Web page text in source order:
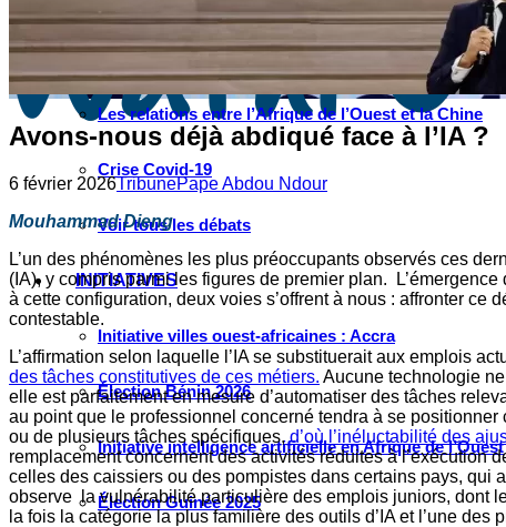
Réseaux sociaux
Les relations entre l’Afrique de l’Ouest et la Chine
Crise Covid-19
Voir tous les débats
INITIATIVES
Initiative villes ouest-africaines : Accra
Élection Bénin 2026
Initiative intelligence artificielle en Afrique de l’Ouest
Élection Guinée 2025
Avons-nous déjà abdiqué face à l’IA ?
6 février 2026TribunePape Abdou Ndour
Mouhammad Dieng
L’un des phénomènes les plus préoccupants observés ces
(IA), y compris parmi les figures de premier plan.
à cette configuration, deux voies s’offrent à nous : affronter ce
contestable.
L’affirmation selon laquelle l’IA se substituerait aux emplois
des tâches constitutives de ces métiers. Aucune technologie
elle est parfaitement en mesure d’automatiser des tâches
au point que le professionnel concerné tendra à se
ou de plusieurs tâches spécifiques,d’où l’inéluctabilité des
remplacement concernent des activités réduites à l’exécution
celles des caissiers ou des pompistes dans certains pays, qui
observe la vulnérabilité particulière des emplois juniors, dont
la fois la catégorie la plus familière des outils d’IA et l’une